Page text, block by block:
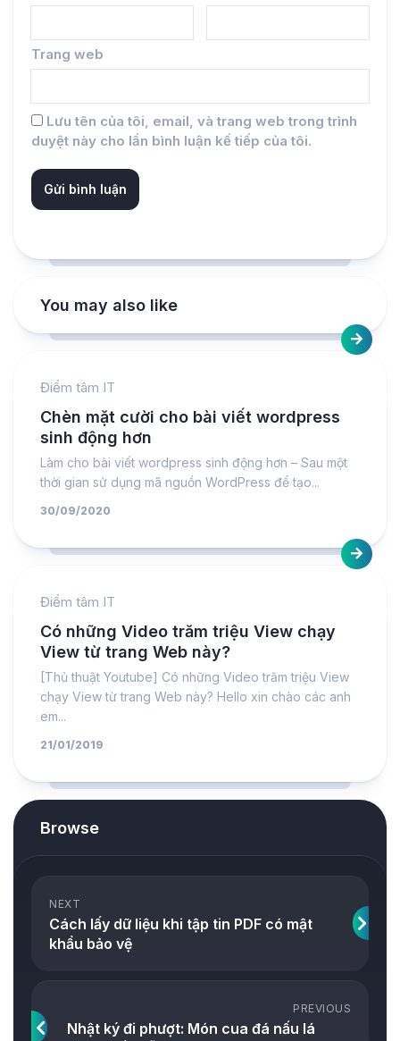
Trang web
Lưu tên của tôi, email, và trang web trong trình
duyệt này cho lần bình luận kế tiếp của tôi.
You may also like
Điểm tâm IT
Chèn mặt cười cho bài viết wordpress
sinh động hơn
Làm cho bài viết wordpress sinh động hơn – Sau một
thời gian sử dụng mã nguồn WordPress để tạo...
30/09/2020
Điểm tâm IT
Có những Video trăm triệu View chạy
View từ trang Web này?
[Thủ thuật Youtube] Có những Video trăm triệu View
chạy View từ trang Web này? Hello xin chào các anh
em...
21/01/2019
Browse
NEXT
Cách lấy dữ liệu khi tập tin PDF có mật
khẩu bảo vệ
PREVIOUS
Nhật ký đi phượt: Món cua đá nấu lá